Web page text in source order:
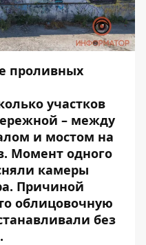
проливных
участков
– между
и мостом на
Момент одного
камеры
Причиной
облицовочную
без